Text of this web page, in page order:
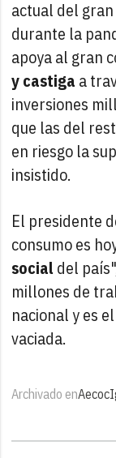
actual del
durante la
apoya al gran
y castiga a
inversiones
que las del
en riesgo la
insistido.
El presidente
consumo es
socialdel
millones de
nacional y es
vaciada.
Archivado enAecoc